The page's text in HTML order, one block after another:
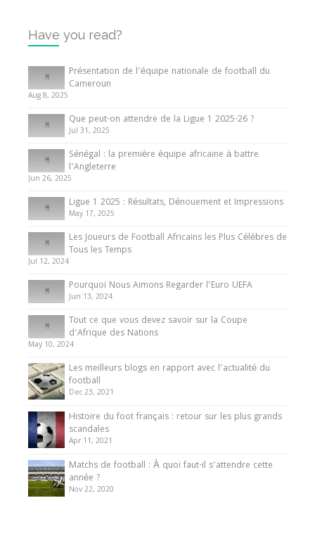
Internationales
Tout ce que vous devez savoir sur la Coupe
d’Afrique des Nations
10 May 2024
Internationales
Présentation de l’équipe nationale de football
du Cameroun
8 August 2025
Have you read?
Présentation de l’équipe nationale de football du
Cameroun
Aug 8, 2025
Que peut-on attendre de la Ligue 1 2025-26 ?
Jul 31, 2025
Sénégal : la première équipe africaine à battre
l’Angleterre
Jun 26, 2025
Ligue 1 2025 : Résultats, Dénouement et Impressions
May 17, 2025
Les Joueurs de Football Africains les Plus Célèbres de
Tous les Temps
Jul 12, 2024
Pourquoi Nous Aimons Regarder l’Euro UEFA
Jun 13, 2024
Tout ce que vous devez savoir sur la Coupe
d’Afrique des Nations
May 10, 2024
Les meilleurs blogs en rapport avec l’actualité du
football
Dec 23, 2021
Histoire du foot français : retour sur les plus grands
scandales
Apr 11, 2021
Matchs de football : À quoi faut-il s’attendre cette
année ?
Nov 22, 2020